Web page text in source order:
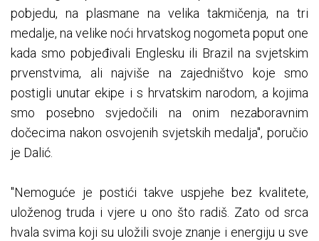
pobjedu, na plasmane na velika takmičenja, na tri
medalje, na velike noći hrvatskog nogometa poput one
kada smo pobjeđivali Englesku ili Brazil na svjetskim
prvenstvima, ali najviše na zajedništvo koje smo
postigli unutar ekipe i s hrvatskim narodom, a kojima
smo posebno svjedočili na onim nezaboravnim
dočecima nakon osvojenih svjetskih medalja", poručio
je Dalić.
"Nemoguće je postići takve uspjehe bez kvalitete,
uloženog truda i vjere u ono što radiš. Zato od srca
hvala svima koji su uložili svoje znanje i energiju u sve